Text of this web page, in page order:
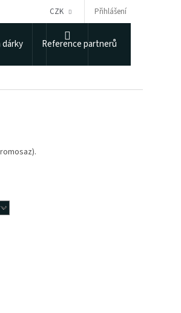
osobních údajů Puncovní úřad
CZK Přihlášení
dárky Reference partnerů